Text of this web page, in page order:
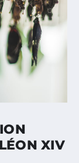
XIV